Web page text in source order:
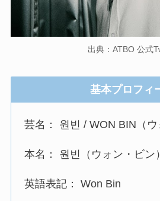
出典：ATBO 公式
基本プロフィ
芸名： 원빈 / WON BIN（ウ
本名： 원빈（ウォン・ビン）
英語表記： Won Bin